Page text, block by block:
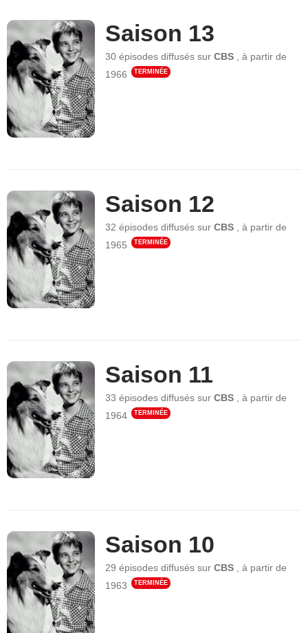
Saison 13
30 épisodes diffusés surCBS ,à partir de
1966
TERMINÉE
Saison 12
32 épisodes diffusés surCBS ,à partir de
1965
TERMINÉE
Saison 11
33 épisodes diffusés surCBS ,à partir de
1964
TERMINÉE
Saison 10
29 épisodes diffusés surCBS ,à partir de
1963
TERMINÉE